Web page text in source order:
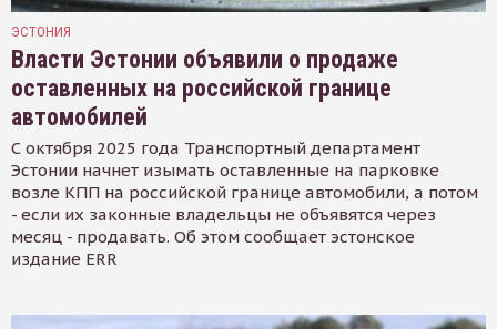
ЭСТОНИЯ
Власти Эстонии объявили о продаже
оставленных на российской границе
автомобилей
С октября 2025 года Транспортный департамент
Эстонии начнет изымать оставленные на парковке
возле КПП на российской границе автомобили, а потом
- если их законные владельцы не объявятся через
месяц - продавать. Об этом сообщает эстонское
издание ERR